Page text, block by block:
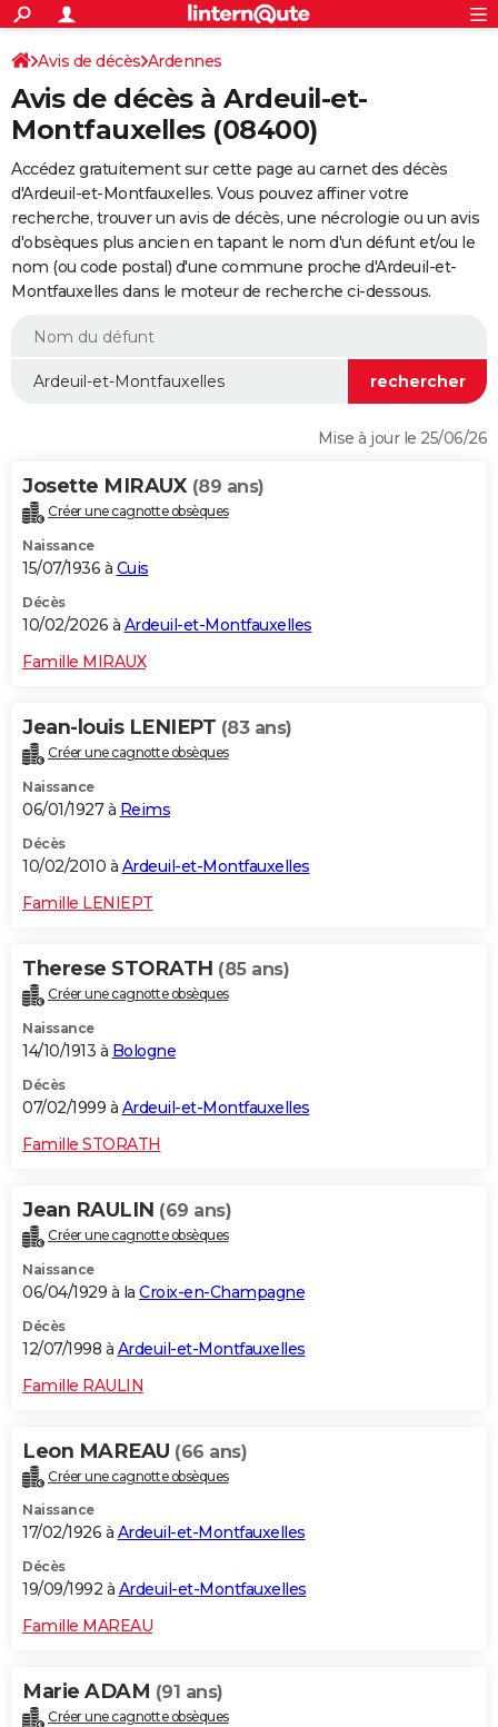
ACTUALITÉS
Politique
Société
Faits Divers
Education
Monde
Villes
+
SPORT
Coupe du monde 2026
Football
Tennis
Cyclisme
Rugby
Forum
FINANCE
Retraite
Impôts
Epargne
Immobilier
Risques naturels par ville
Banque
Assurance
Crédit
Essais
Réserver un essai
Citadines
Berlines
SUV
Forum auto
+
HIGH-TECH
Mobiles
Meilleur smartphone
Internet
Ordinateurs
Jeux vidéo
Guide high-tech
+
BRICOLAGE
Forum
Aménagement intérieur
Extérieur
Cuisine
Salle de bains
Jardinage
Rangement
WEEK-END
Guides de France
Escapades
Patrimoine
Expositions
Musées
Week-end nature
LIFESTYLE
Alimentation
Guide de la santé
Maladies
Médicaments
Sommeil
VOYAGE
Destinations
City break
Voyage nature
Voyage de noces
Forum
Climat
+PHOTO
GUIDES D'ACHAT
BONS PLANS
CARTE DE VOEUX
Dictionnaire
Biographies
Citations
Expressions
Proverbes
PROGRAMME TV
COPAINS D'AVANT
S'inscrire
Se connecter
Lycées
Collèges
Primaires
Universités
Entreprises
Service militaire
Avis de recherche
AVIS DE DÉCÈS
Avis de décès Ardennes
Avis de décès à Ardeuil-et-
Montfauxelles (08400)
Accédez gratuitement sur cette page au carnet des décès
d'Ardeuil-et-Montfauxelles. Vous pouvez affiner votre
recherche, trouver un avis de décès, une nécrologie ou un avis
d'obsèques plus ancien en tapant le nom d'un défunt et/ou le
nom (ou code postal) d'une commune proche d'Ardeuil-et-
Montfauxelles dans le moteur de recherche ci-dessous.
Mise à jour le 25/06/26
Josette MIRAUX (89 ans)
Créer une cagnotte obsèques
Naissance
15/07/1936 à Cuis
Décès
10/02/2026 à Ardeuil-et-Montfauxelles
Famille MIRAUX
Jean-louis LENIEPT (83 ans)
Créer une cagnotte obsèques
Naissance
06/01/1927 à Reims
Décès
10/02/2010 à Ardeuil-et-Montfauxelles
Famille LENIEPT
Therese STORATH (85 ans)
Créer une cagnotte obsèques
Naissance
14/10/1913 à Bologne
Décès
07/02/1999 à Ardeuil-et-Montfauxelles
Famille STORATH
Jean RAULIN (69 ans)
Créer une cagnotte obsèques
Naissance
06/04/1929 à la Croix-en-Champagne
Décès
12/07/1998 à Ardeuil-et-Montfauxelles
Famille RAULIN
Leon MAREAU (66 ans)
Créer une cagnotte obsèques
Naissance
17/02/1926 à Ardeuil-et-Montfauxelles
Décès
19/09/1992 à Ardeuil-et-Montfauxelles
Famille MAREAU
Marie ADAM (91 ans)
Créer une cagnotte obsèques